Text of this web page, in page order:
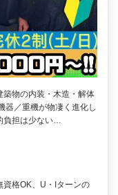
物の内装・木造・解体
器／重機が物凄く進化し
負担は少ない…
格OK、U・Iターンの